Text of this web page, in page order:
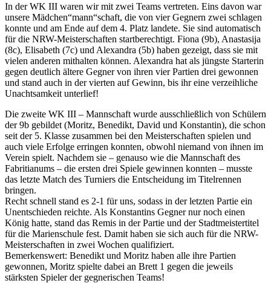
In der WK III waren wir mit zwei Teams vertreten. Eins davon war
unsere Mädchen“mann“schaft, die von vier Gegnern zwei schlagen
konnte und am Ende auf dem 4. Platz landete. Sie sind automatisch
für die NRW-Meisterschaften startberechtigt. Fiona (9b), Anastasija
(8c), Elisabeth (7c) und Alexandra (5b) haben gezeigt, dass sie mit
vielen anderen mithalten können. Alexandra hat als jüngste Starterin
gegen deutlich ältere Gegner von ihren vier Partien drei gewonnen
und stand auch in der vierten auf Gewinn, bis ihr eine verzeihliche
Unachtsamkeit unterlief!
Die zweite WK III – Mannschaft wurde ausschließlich von Schülern
der 9b gebildet (Moritz, Benedikt, David und Konstantin), die schon
seit der 5. Klasse zusammen bei den Meisterschaften spielen und
auch viele Erfolge erringen konnten, obwohl niemand von ihnen im
Verein spielt. Nachdem sie – genauso wie die Mannschaft des
Fabritianums – die ersten drei Spiele gewinnen konnten – musste
das letzte Match des Turniers die Entscheidung im Titelrennen
bringen.
Recht schnell stand es 2-1 für uns, sodass in der letzten Partie ein
Unentschieden reichte. Als Konstantins Gegner nur noch einen
König hatte, stand das Remis in der Partie und der Stadtmeistertitel
für die Marienschule fest. Damit haben sie sich auch für die NRW-
Meisterschaften in zwei Wochen qualifiziert.
Bemerkenswert: Benedikt und Moritz haben alle ihre Partien
gewonnen, Moritz spielte dabei an Brett 1 gegen die jeweils
stärksten Spieler der gegnerischen Teams!